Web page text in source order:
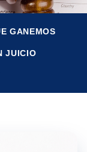
GANEMOS
JUICIO